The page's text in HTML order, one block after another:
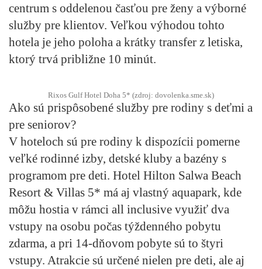
centrum s oddelenou časťou pre ženy a výborné
služby pre klientov. Veľkou výhodou tohto
hotela je jeho poloha a krátky transfer z letiska,
ktorý trvá približne 10 minút.
Rixos Gulf Hotel Doha 5* (zdroj: dovolenka.sme.sk)
Ako sú prispôsobené služby pre rodiny s deťmi a
pre seniorov?
V hoteloch sú pre rodiny k dispozícii pomerne
veľké rodinné izby, detské kluby a bazény s
programom pre deti. Hotel Hilton Salwa Beach
Resort & Villas 5* má aj vlastný aquapark, kde
môžu hostia v rámci all inclusive využiť dva
vstupy na osobu počas týždenného pobytu
zdarma, a pri 14-dňovom pobyte sú to štyri
vstupy. Atrakcie sú určené nielen pre deti, ale aj